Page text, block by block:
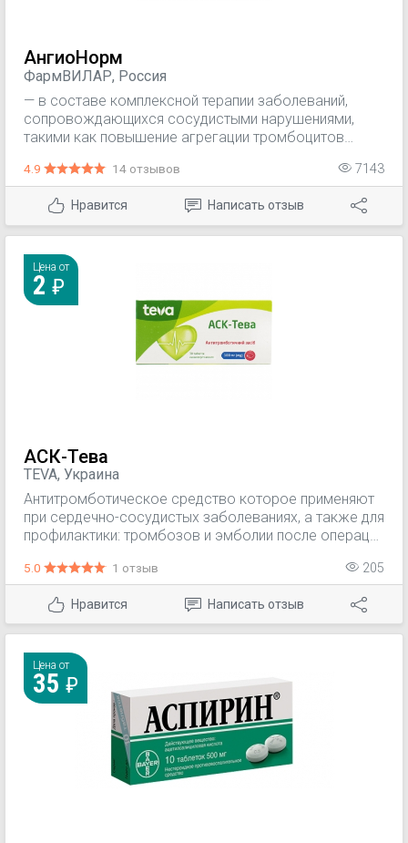
АнгиоНорм
ФармВИЛАР, Россия
— в составе комплексной терапии заболеваний,
сопровождающихся сосудистыми нарушениями,
такими как повышение агрегации тромбоцитов
проницаемости капилляров и микроциркуляции
(тромбозы капилляров); — нарушение венозного
кровообращения (варикозное расширение вен,
поеттромботический синдром, тромбофлебиты).
4.9 14 отзывов 7143
Нравится Написать отзыв
Цена от
2
АСК-Тева
TEVA, Украина
Антитромботическое средство которое применяют
при сердечно-сосудистых заболеваниях, а также для
профилактики: тромбозов и эмболии после операций
катетерная ангиопластика (РТСА), эндартерэктомия
сонной артерии, аортокоронарное шунтирование
(CABG), артериовенозное шунтирование); тромбоза
глубоких вен и эмболии легочной артерии после
операций); инсультов (как вторичная профилактика).
5.0 1 отзыв 205
Нравится Написать отзыв
Цена от
35